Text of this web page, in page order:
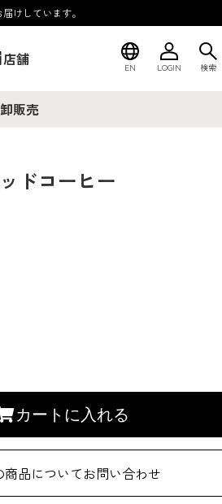
けしています。
店舗 EN LOGIN 検索
卸販売
ドコーヒー
カートに入れる
商品についてお問い合わせ